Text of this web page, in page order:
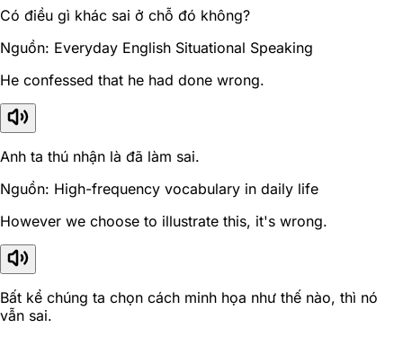
Có điều gì khác sai ở chỗ đó không?
Nguồn: Everyday English Situational Speaking
He confessed that he had done wrong.
Anh ta thú nhận là đã làm sai.
Nguồn: High-frequency vocabulary in daily life
However we choose to illustrate this, it's wrong.
Bất kể chúng ta chọn cách minh họa như thế nào, thì nó
vẫn sai.